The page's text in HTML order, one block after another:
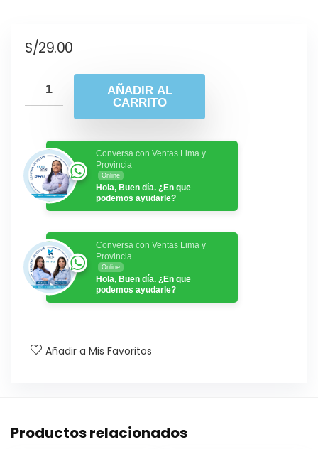
S/29.00
AÑADIR AL
CARRITO
Conversa con Ventas Lima y
Provincia
Online
Hola, Buen día. ¿En que
podemos ayudarle?
Conversa con Ventas Lima y
Provincia
Online
Hola, Buen día. ¿En que
podemos ayudarle?
Añadir a Mis Favoritos
Productos relacionados